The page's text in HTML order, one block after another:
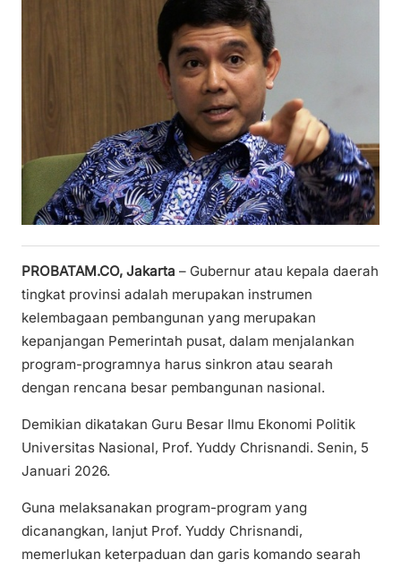
PROBATAM.CO, Jakarta – Gubernur atau kepala daerah
tingkat provinsi adalah merupakan instrumen
kelembagaan pembangunan yang merupakan
kepanjangan Pemerintah pusat, dalam menjalankan
program-programnya harus sinkron atau searah
dengan rencana besar pembangunan nasional.
Demikian dikatakan Guru Besar Ilmu Ekonomi Politik
Universitas Nasional, Prof. Yuddy Chrisnandi. Senin, 5
Januari 2026.
Guna melaksanakan program-program yang
dicanangkan, lanjut Prof. Yuddy Chrisnandi,
memerlukan keterpaduan dan garis komando searah